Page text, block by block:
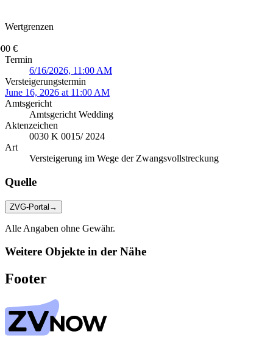
Wertgrenzen
€
Termin
6/16/2026, 11:00 AM
Versteigerungstermin
June 16, 2026 at 11:00 AM
Amtsgericht
Amtsgericht Wedding
Aktenzeichen
0030 K 0015/ 2024
Art
Versteigerung im Wege der Zwangsvollstreckung
Quelle
ZVG-Portal →
Alle Angaben ohne Gewähr.
Weitere Objekte in der Nähe
Footer